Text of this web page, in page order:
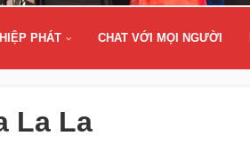
PHÁT CHAT VỚI MỌI NGƯỜI
La La